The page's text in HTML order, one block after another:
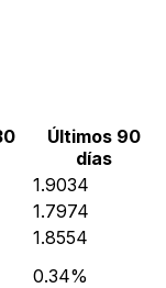
Últimos 90
días
1.9034
1.7974
1.8554
0.34%